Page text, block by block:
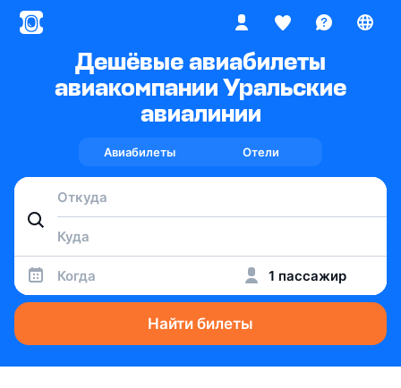
Дешёвые авиабилеты
авиакомпании Уральские
авиалинии
Авиабилеты Отели
Когда 1 пассажир
Найти билеты